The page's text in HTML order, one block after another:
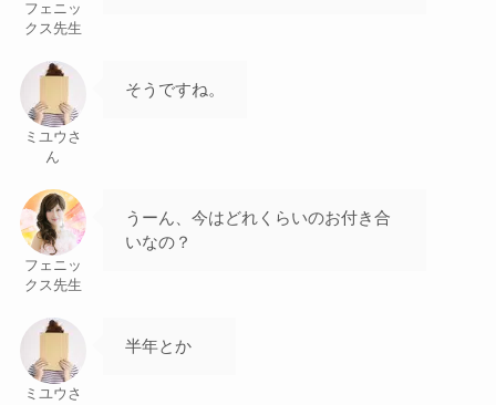
フェニッ
クス先生
ミユウさ
ん
そうですね。
フェニッ
クス先生
うーん、今はどれくらいのお付き合
いなの？
ミユウさ
半年とか